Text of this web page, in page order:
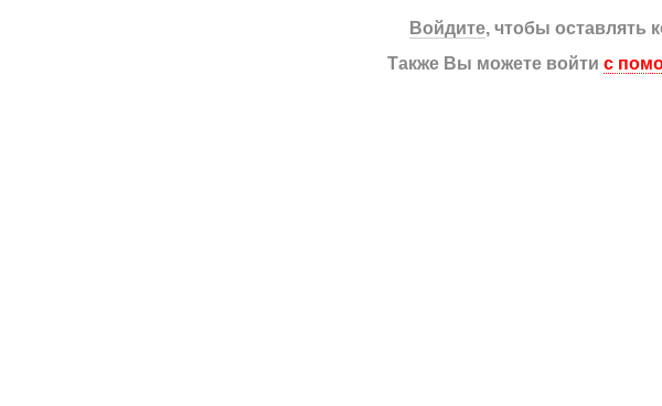
Войдите, чтобы оставлять
Также Вы можете войти с